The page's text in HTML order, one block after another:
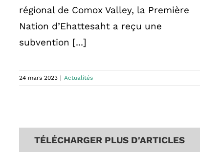
régional de Comox Valley, la Première
Nation d’Ehattesaht a reçu une
subvention [...]
24 mars 2023 | Actualités
TÉLÉCHARGER PLUS D'ARTICLES